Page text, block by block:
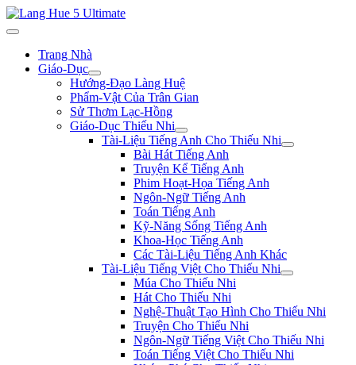
Trang Nhà
Giáo-Dục
Hướng-Đạo Làng Huệ
Phẩm-Vật Của Trân Gian
Sử Thơm Lạc-Hồng
Giáo-Dục Thiếu Nhi
Tài-Liệu Tiếng Anh Cho Thiếu Nhi
Bài Hát Tiếng Anh
Truyện Kể Tiếng Anh
Phim Hoạt-Họa Tiếng Anh
Ngôn-Ngữ Tiếng Anh
Toán Tiếng Anh
Kỹ-Năng Sống Tiếng Anh
Khoa-Học Tiếng Anh
Các Tài-Liệu Tiếng Anh Khác
Tài-Liệu Tiếng Việt Cho Thiếu Nhi
Múa Cho Thiếu Nhi
Hát Cho Thiếu Nhi
Nghệ-Thuật Tạo Hình Cho Thiếu Nhi
Truyện Cho Thiếu Nhi
Ngôn-Ngữ Tiếng Việt Cho Thiếu Nhi
Toán Tiếng Việt Cho Thiếu Nhi